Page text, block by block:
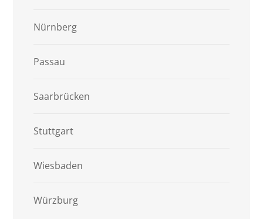
Nürnberg
Passau
Saarbrücken
Stuttgart
Wiesbaden
Würzburg